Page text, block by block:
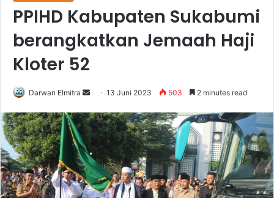
PPIHD Kabupaten Sukabumi
berangkatkan Jemaah Haji
Kloter 52
Darwan Elmitra
Send
email
13 Juni 2023 503 2 minutes read